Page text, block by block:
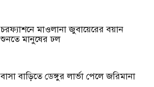
চরফ্যাশনে মাওলানা জুবায়েরের বয়ান
শুনতে মানুষের ঢল
বাসা বাড়িতে ডেঙ্গুর লার্ভা পেলে জরিমানা